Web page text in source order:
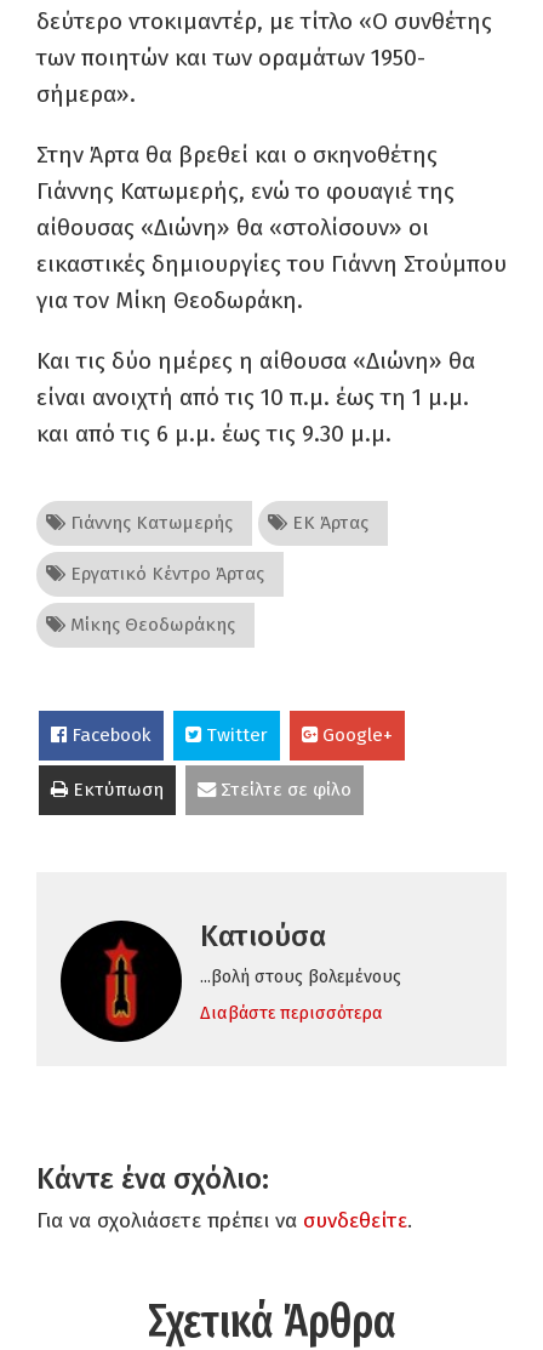
δεύτερο ντοκιμαντέρ, με τίτλο «Ο συνθέτης
των ποιητών και των οραμάτων 1950-
σήμερα».
Στην Άρτα θα βρεθεί και ο σκηνοθέτης
Γιάννης Κατωμερής, ενώ το φουαγιέ της
αίθουσας «Διώνη» θα «στολίσουν» οι
εικαστικές δημιουργίες του Γιάννη Στούμπου
για τον Μίκη Θεοδωράκη.
Και τις δύο ημέρες η αίθουσα «Διώνη» θα
είναι ανοιχτή από τις 10 π.μ. έως τη 1 μ.μ.
και από τις 6 μ.μ. έως τις 9.30 μ.μ.
Γιάννης Κατωμερής ΕΚ Άρτας
Εργατικό Κέντρο Άρτας
Μίκης Θεοδωράκης
Facebook Twitter Google+
Εκτύπωση Στείλτε σε φίλο
Κατιούσα
...βολή στους βολεμένους
Διαβάστε περισσότερα
Κάντε ένα σχόλιο:
Για να σχολιάσετε πρέπει να συνδεθείτε.
Σχετικά Άρθρα